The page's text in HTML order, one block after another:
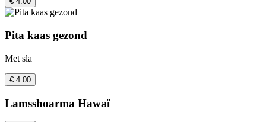
Pita kaas gezond
Met sla
€ 4.00
Lamsshoarma Hawaï